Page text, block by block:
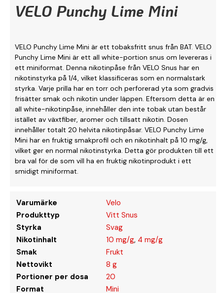
VELO Punchy Lime Mini
VELO Punchy Lime Mini är ett tobaksfritt snus från BAT. VELO
Punchy Lime Mini är ett all white-portion snus om levereras i
ett miniformat. Denna nikotinpåse från VELO Snus har en
nikotinstyrka på 1/4, vilket klassificeras som en normalstark
styrka. Varje prilla har en torr och perforerad yta som gradvis
frisätter smak och nikotin under läppen. Eftersom detta är en
all white-nikotinpåse, innehåller den inte tobak utan består
istället av växtfiber, aromer och tillsatt nikotin. Dosen
innehåller totalt 20 helvita nikotinpåsar. VELO Punchy Lime
Mini har en fruktig smakprofil och en nikotinhalt på 10 mg/g,
vilket ger en normal nikotinstyrka. Detta gör produkten till ett
bra val för de som vill ha en fruktig nikotinprodukt i ett
smidigt miniformat.
Varumärke
Velo
Produkttyp
Vitt Snus
Styrka
Svag
Nikotinhalt
10 mg/g, 4 mg/g
Smak
Frukt
Nettovikt
8 g
Portioner per dosa
20
Format
Mini